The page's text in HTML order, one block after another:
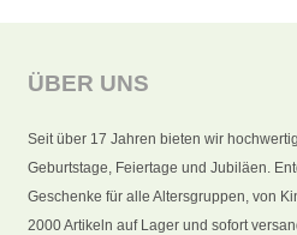
ÜBER UNS
Seit über 17 Jahren bieten wir
Geburtstage, Feiertage und Jubiläen.
Geschenke für alle Altersgruppen, von
2000 Artikeln auf Lager und sofort